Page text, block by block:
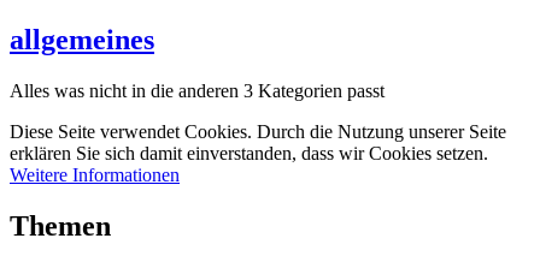
allgemeines
Alles was nicht in die anderen 3 Kategorien passt
Diese Seite verwendet Cookies. Durch die Nutzung unserer Seite
erklären Sie sich damit einverstanden, dass wir Cookies setzen.
Weitere Informationen
Themen